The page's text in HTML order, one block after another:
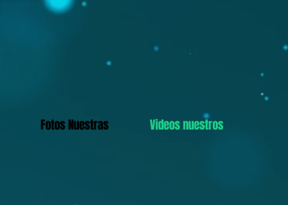
Fotos Nuestras Videos nuestros